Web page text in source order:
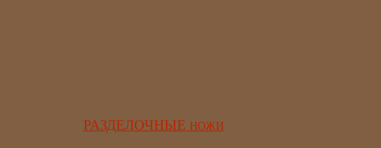
РАЗДЕЛОЧНЫЕ НОЖИ